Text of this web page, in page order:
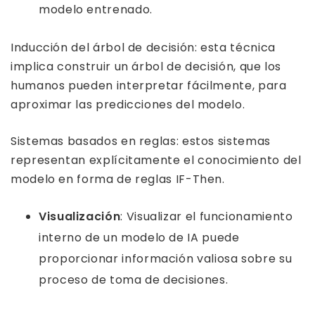
modelo entrenado.
Inducción del árbol de decisión: esta técnica
implica construir un árbol de decisión, que los
humanos pueden interpretar fácilmente, para
aproximar las predicciones del modelo.
Sistemas basados ​​en reglas: estos sistemas
representan explícitamente el conocimiento del
modelo en forma de reglas IF-Then.
Visualización: Visualizar el funcionamiento
interno de un modelo de IA puede
proporcionar información valiosa sobre su
proceso de toma de decisiones.